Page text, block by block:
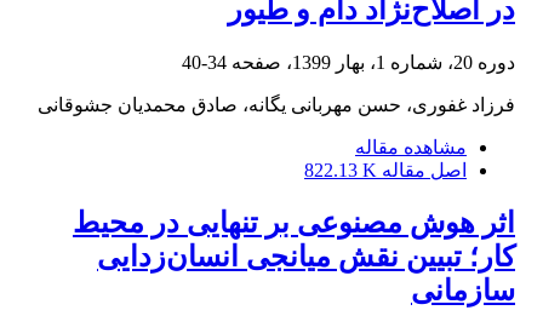
در اصلاح‌نژاد دام و طیور
دوره 20، شماره 1، بهار 1399، صفحه 34-40
فرزاد غفوری، حسن مهربانی یگانه، صادق محمدیان جشوقانی
مشاهده مقاله
اصل مقاله 822.13 K
اثر هوش مصنوعی بر تنهایی در محیط
کار؛ تبیین نقش میانجی انسان‌زدایی
سازمانی